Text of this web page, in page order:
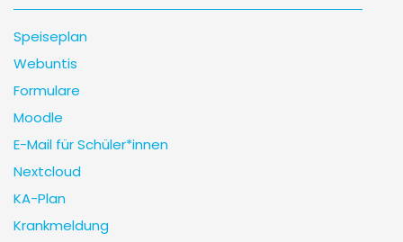
Speiseplan
Webuntis
Formulare
Moodle
E-Mail für Schüler*innen
Nextcloud
KA-Plan
Krankmeldung